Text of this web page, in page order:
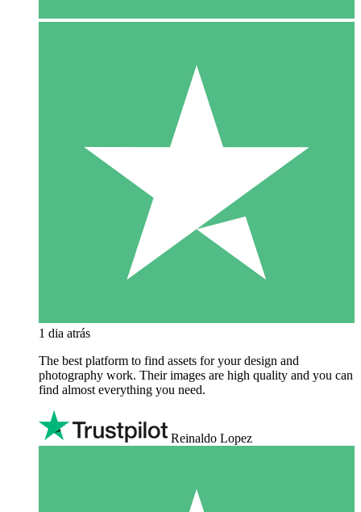
1 dia atrás
The best platform to find assets for your design and
photography work. Their images are high quality and you can
find almost everything you need.
Reinaldo Lopez